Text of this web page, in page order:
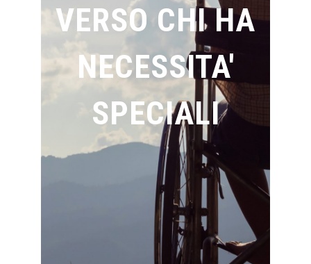
VERSO CHI HA
NECESSITA'
SPECIALI